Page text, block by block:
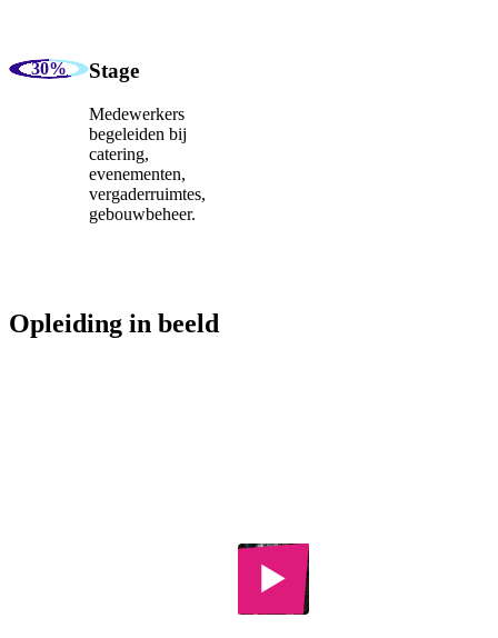
Stage
Medewerkers
begeleiden bij
catering,
evenementen,
vergaderruimtes,
gebouwbeheer.
Opleiding in beeld